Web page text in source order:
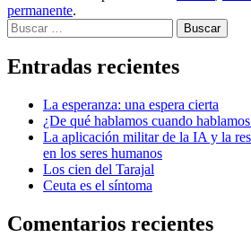
permanente.
Buscar
Entradas recientes
La esperanza: una espera cierta
¿De qué hablamos cuando
La aplicación militar de la IA y la
en los seres humanos
Los cien del Tarajal
Ceuta es el síntoma
Comentarios recientes